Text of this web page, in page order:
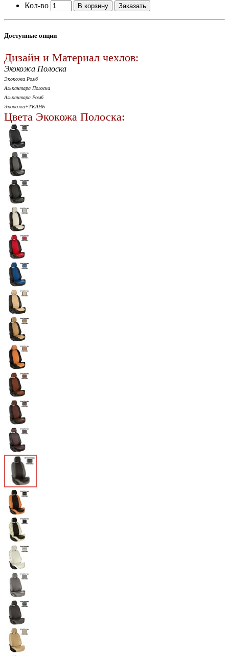
Кол-во В корзину Заказать
Доступные опции
Дизайн и Материал чехлов:
Экокожа Полоска
Экокожа Ромб
Алькантара Полоска
Алькантара Ромб
Экокожа+ТКАНЬ
Цвета Экокожа Полоска: